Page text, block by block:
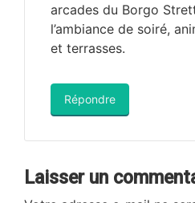
arcades du Borgo
l’ambiance de soiré,
et terrasses.
Répondre
Laisser un